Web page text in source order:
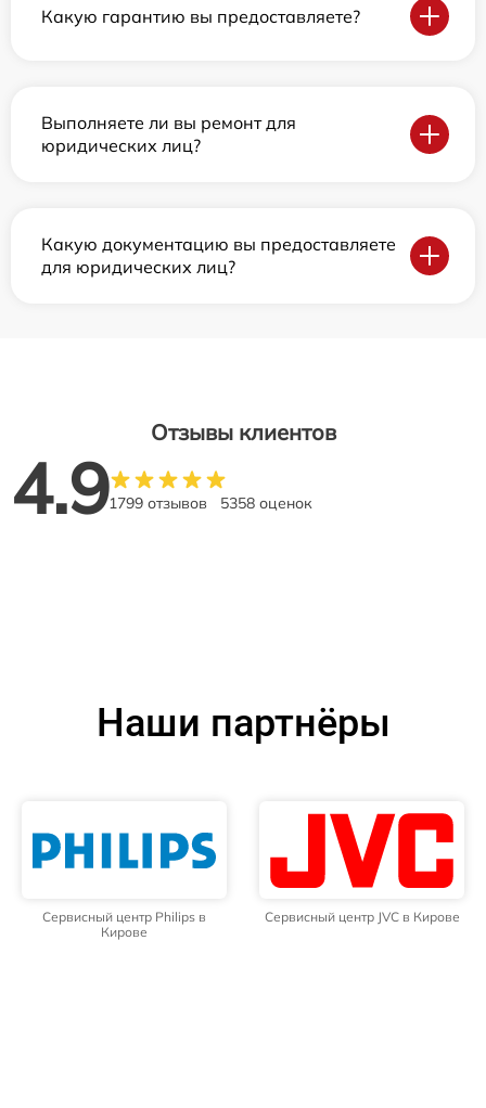
Какую гарантию вы предоставляете?
Выполняете ли вы ремонт для
юридических лиц?
Какую документацию вы предоставляете
для юридических лиц?
Отзывы клиентов
4.91799 отзывов 5358 оценок
Наши партнёры
Сервисный центр Philips в
Кирове
Сервисный центр JVC в Кирове